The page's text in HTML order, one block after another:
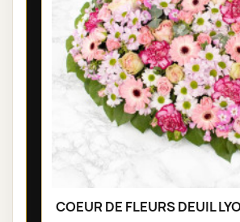
COEUR DE FLEURS DEUIL